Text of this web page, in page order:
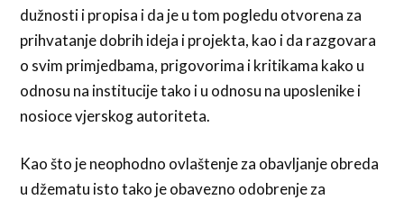
dužnosti i propisa i da je u tom pogledu otvorena za
prihvatanje dobrih ideja i projekta, kao i da razgovara
o svim primjedbama, prigovorima i kritikama kako u
odnosu na institucije tako i u odnosu na uposlenike i
nosioce vjerskog autoriteta.
Kao što je neophodno ovlaštenje za obavljanje obreda
u džematu isto tako je obavezno odobrenje za